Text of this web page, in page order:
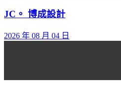
JC。 博成設計
2026 年 08 月 04 日